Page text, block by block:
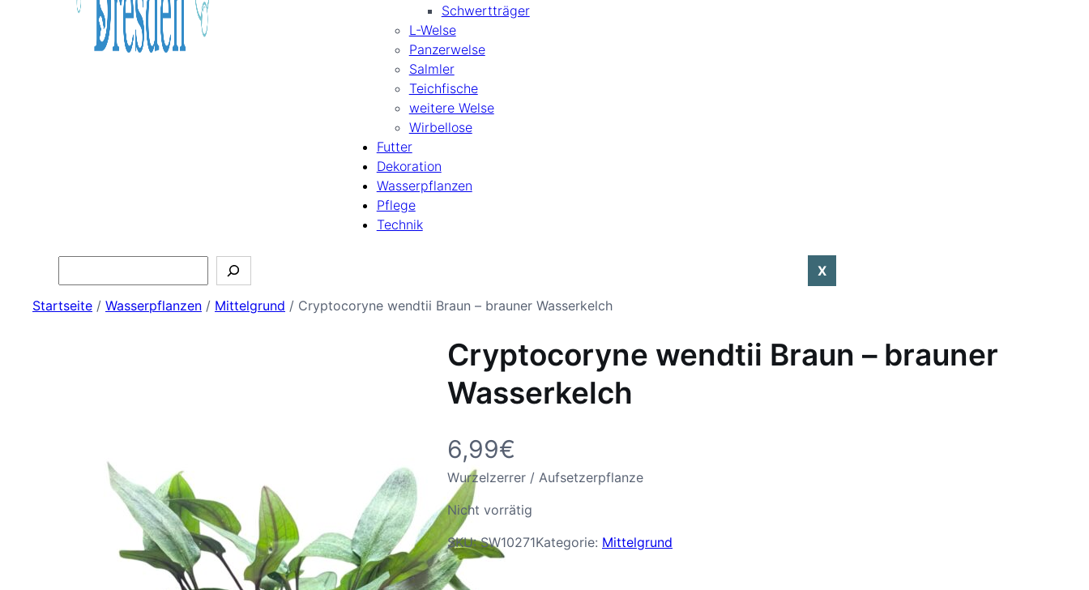
Schwertträger
L-Welse
Panzerwelse
Salmler
Teichfische
weitere Welse
Wirbellose
Futter
Dekoration
Wasserpflanzen
Pflege
Technik
X
Startseite / Wasserpflanzen / Mittelgrund / Cryptocoryne wendtii Braun – brauner Wasserkelch
Cryptocoryne wendtii Braun – brauner
Wasserkelch
6,99€
Wurzelzerrer / Aufsetzerpflanze
Nicht vorrätig
SKU: SW10271Kategorie: Mittelgrund